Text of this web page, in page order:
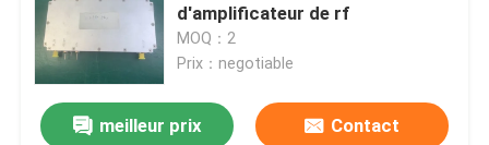
d'amplificateur de rf
MOQ：2
Prix：negotiable
meilleur prix Contact